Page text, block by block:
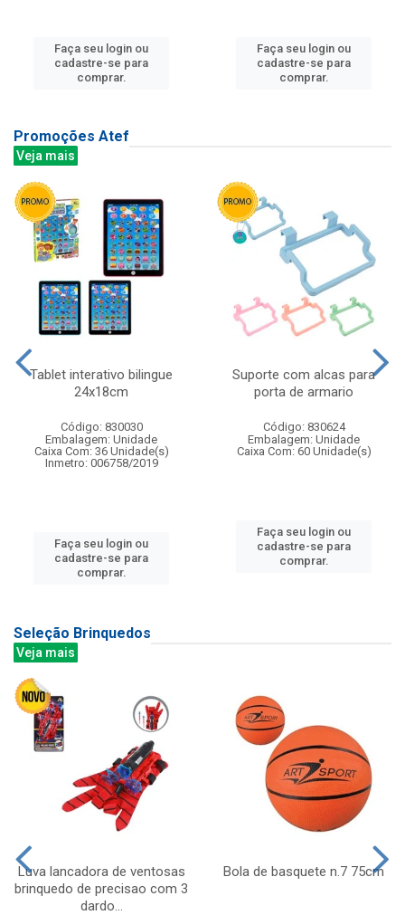
Faça seu login ou
cadastre-se para
comprar.
Faça seu login ou
cadastre-se para
comprar.
Promoções Atef
Veja mais
Tablet interativo bilingue
24x18cm
Código: 830030
Embalagem: Unidade
Caixa Com: 36 Unidade(s)
Inmetro: 006758/2019
Faça seu login ou
cadastre-se para
comprar.
Suporte com alcas para
porta de armario
Código: 830624
Embalagem: Unidade
Caixa Com: 60 Unidade(s)
Faça seu login ou
cadastre-se para
comprar.
Seleção Brinquedos
Veja mais
Luva lancadora de ventosas
brinquedo de precisao com 3
dardo...
Bola de basquete n.7 75cm